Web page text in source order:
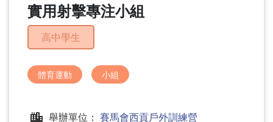
實用射擊專注小組
高中學生
體育運動 小組
舉辦單位： 賽馬會西貢戶外訓練營